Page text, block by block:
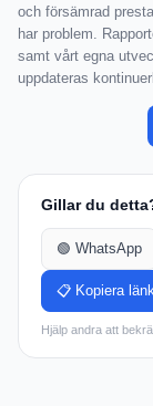
och försämrad
har problem.
samt vårt egna
uppdateras
Gillar du
🟢 WhatsApp
📋 Kopiera
Hjälp andra att